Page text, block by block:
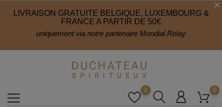
LIVRAISON GRATUITE BELGIQUE, LUXEMBOURG &
FRANCE A PARTIR DE 50€
uniquement via notre partenaire Mondial Relay
0
0